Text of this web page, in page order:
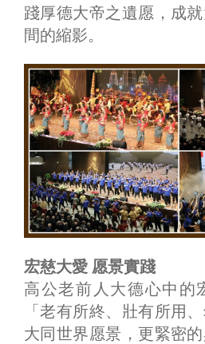
踐厚德大帝之遺愿，成
間的縮影。
宏慈大愛 愿景實踐
高公老前人大德心中的
「老有所終、壯有所用
大同世界愿景，更緊密